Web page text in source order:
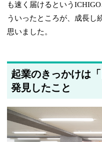
も速く届けるという
ういったところが、成長し
思いました。
起業のきっかけは
発見したこと